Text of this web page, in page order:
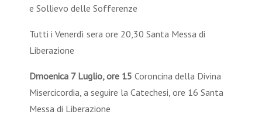
e Sollievo delle Sofferenze
Tutti i Venerdì sera ore 20,30 Santa Messa di
Liberazione
Dmoenica 7 Luglio, ore 15 Coroncina della Divina
Misercicordia, a seguire la Catechesi, ore 16 Santa
Messa di Liberazione